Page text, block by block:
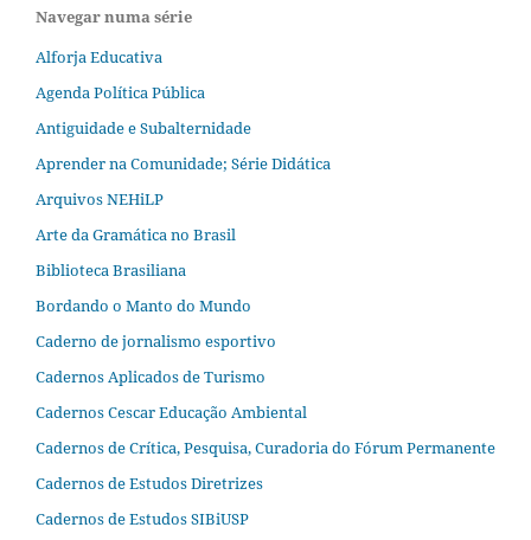
Navegar numa série
Alforja Educativa
Agenda Política Pública
Antiguidade e Subalternidade
Aprender na Comunidade; Série Didática
Arquivos NEHiLP
Arte da Gramática no Brasil
Biblioteca Brasiliana
Bordando o Manto do Mundo
Caderno de jornalismo esportivo
Cadernos Aplicados de Turismo
Cadernos Cescar Educação Ambiental
Cadernos de Crítica, Pesquisa, Curadoria do Fórum Permanente
Cadernos de Estudos Diretrizes
Cadernos de Estudos SIBiUSP